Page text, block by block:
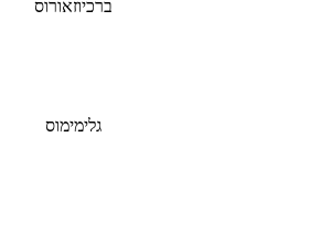
ברכיוזאורוס
גלימימוס